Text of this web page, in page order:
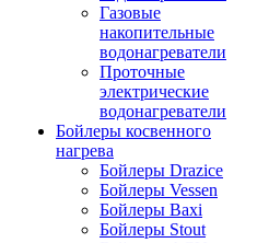
Газовые
накопительные
водонагреватели
Проточные
электрические
водонагреватели
Бойлеры косвенного
нагрева
Бойлеры Drazice
Бойлеры Vessen
Бойлеры Baxi
Бойлеры Stout